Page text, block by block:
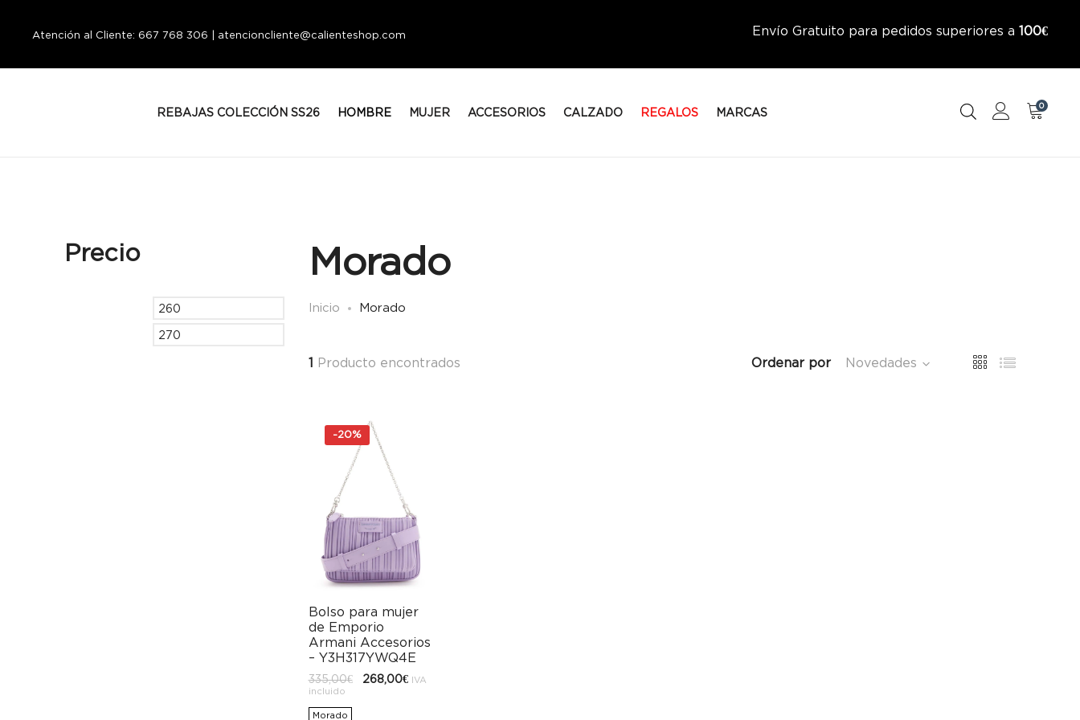
Atención al Cliente: 667 768 306 | atencioncliente@calienteshop.com Envío Gratuito para pedidos superiores a 100€
REBAJAS COLECCIÓN SS26 HOMBRE MUJER ACCESORIOS CALZADO REGALOS MARCAS
0
Morado
Inicio Morado
1 Producto encontrados Ordenar por Novedades
-20%
Bolso para mujer
de Emporio
Armani Accesorios
– Y3H317YWQ4E
335,00€
El268,00€ElIVA
incluido
Morado
Precio
Precio
mínimo
Precio